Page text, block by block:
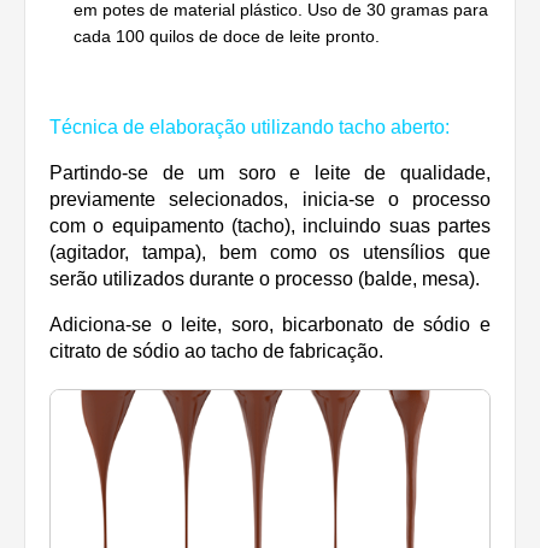
em potes de material plástico. Uso de 30 gramas para
cada 100 quilos de doce de leite pronto.
Técnica de elaboração utilizando tacho aberto:
Partindo-se de um soro e leite de qualidade,
previamente selecionados, inicia-se o processo
com o equipamento (tacho), incluindo suas partes
(agitador, tampa), bem como os utensílios que
serão utilizados durante o processo (balde, mesa).
Adiciona-se o leite, soro, bicarbonato de sódio e
citrato de sódio ao tacho de fabricação.